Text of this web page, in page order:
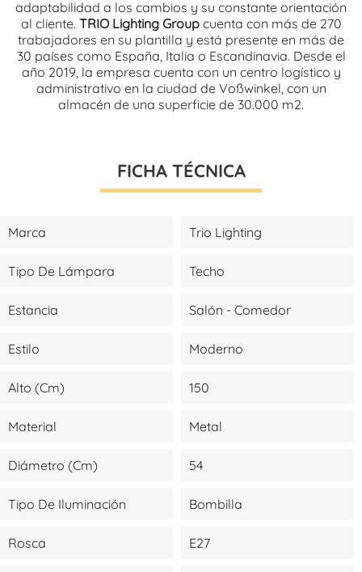
adaptabilidad a los cambios y su constante orientación
al cliente. TRIO Lighting Groupcuenta con más de 270
trabajadores en su plantilla y está presente en más de
30 países como España, Italia o Escandinavia. Desde el
año 2019, la empresa cuenta con un centro logístico y
administrativo en la ciudad de Voßwinkel, con un
almacén de una superficie de 30.000 m2.
FICHA TÉCNICA
Marca Trio Lighting
Tipo De Lámpara Techo
Estancia Salón - Comedor
Estilo Moderno
Alto (cm) 150
Material Metal
Diámetro (cm) 54
Tipo De Iluminación Bombilla
Rosca E27